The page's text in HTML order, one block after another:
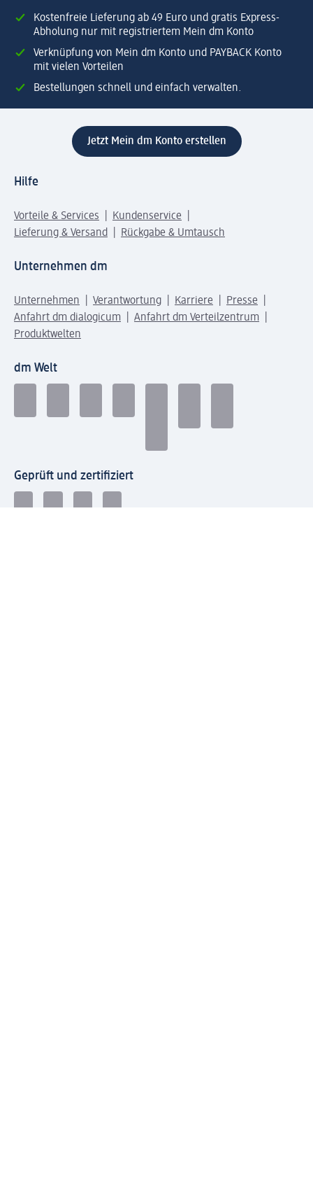
Kostenfreie Lieferung ab 49 Euro und gratis Express-
Abholung nur mit registriertem Mein dm Konto
Verknüpfung von Mein dm Konto und PAYBACK Konto
mit vielen Vorteilen
Bestellungen schnell und einfach verwalten.
Jetzt Mein dm Konto erstellen
Hilfe
Vorteile & Services
Kundenservice
Lieferung & Versand
Rückgabe & Umtausch
Unternehmen dm
Unternehmen Verantwortung Karriere
Presse
Anfahrt dm dialogicum
Anfahrt dm Verteilzentrum
Produktwelten
dm Welt
Geprüft und zertifiziert